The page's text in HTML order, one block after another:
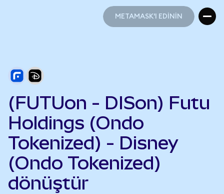
METAMASK'I EDİNİN
(FUTUon - DISon) Futu
Holdings (Ondo
Tokenized) - Disney
(Ondo Tokenized)
dönüştür